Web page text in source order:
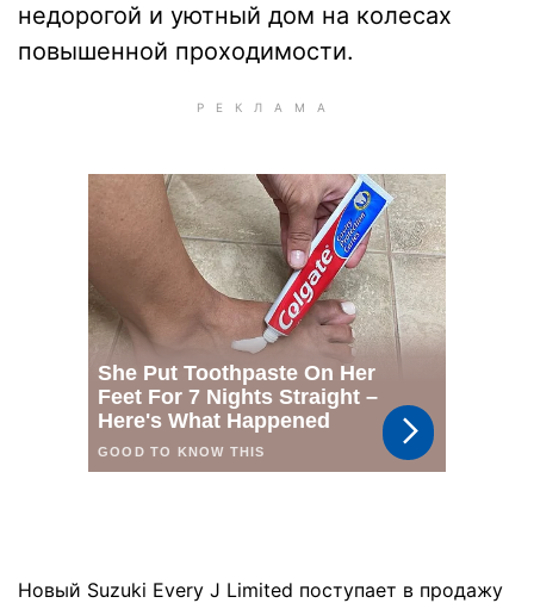
недорогой и уютный дом на колесах
повышенной проходимости.
Новый Suzuki Every J Limited поступает в продажу